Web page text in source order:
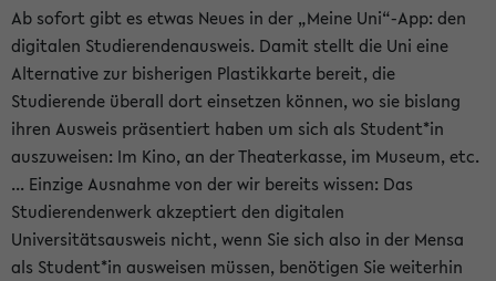
Ab sofort gibt es etwas Neues in der „Meine Uni“-App: den
digitalen Studierendenausweis. Damit stellt die Uni eine
Alternative zur bisherigen Plastikkarte bereit, die
Studierende überall dort einsetzen können, wo sie bislang
ihren Ausweis präsentiert haben um sich als Student*in
auszuweisen: Im Kino, an der Theaterkasse, im Museum, etc.
... Einzige Ausnahme von der wir bereits wissen: Das
Studierendenwerk akzeptiert den digitalen
Universitätsausweis nicht, wenn Sie sich also in der Mensa
als Student*in ausweisen müssen, benötigen Sie weiterhin